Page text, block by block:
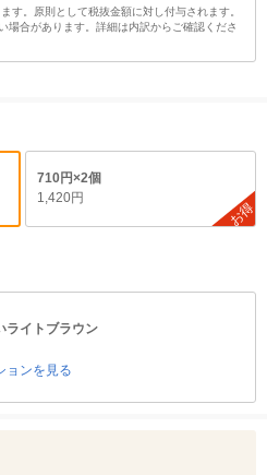
す。原則として税抜金額に対し付与されます。
場合があります。詳細は内訳からご確認くださ
710円×2個
1,420円
お得
ライトブラウン
ョンを見る